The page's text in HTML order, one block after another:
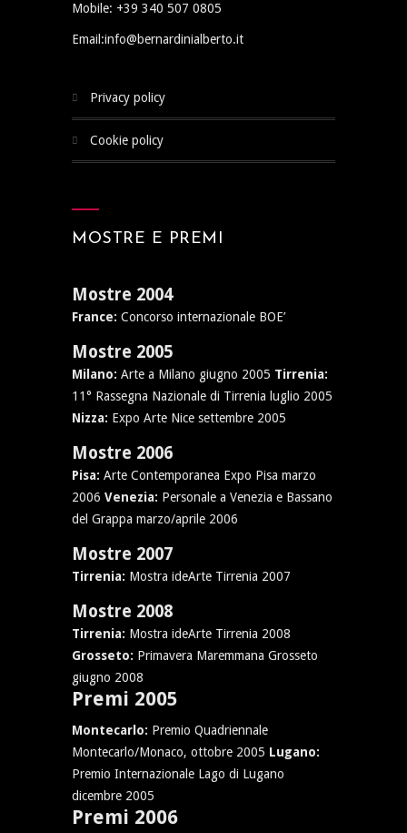
Mobile: +39 340 507 0805
Email:info@bernardinialberto.it
privacy policy
cookie policy
MOSTRE E PREMI
Mostre 2004
France: Concorso internazionale BOE’
Mostre 2005
Milano: Arte a Milano giugno 2005 Tirrenia:
11° Rassegna Nazionale di Tirrenia luglio 2005
Nizza: Expo Arte Nice settembre 2005
Mostre 2006
Pisa: Arte Contemporanea Expo Pisa marzo
2006 Venezia: Personale a Venezia e Bassano
del Grappa marzo/aprile 2006
Mostre 2007
Tirrenia: Mostra ideArte Tirrenia 2007
Mostre 2008
Tirrenia: Mostra ideArte Tirrenia 2008
Grosseto: Primavera Maremmana Grosseto
giugno 2008
Premi 2005
Montecarlo: Premio Quadriennale
Montecarlo/Monaco, ottobre 2005 Lugano:
Premio Internazionale Lago di Lugano
dicembre 2005
Premi 2006